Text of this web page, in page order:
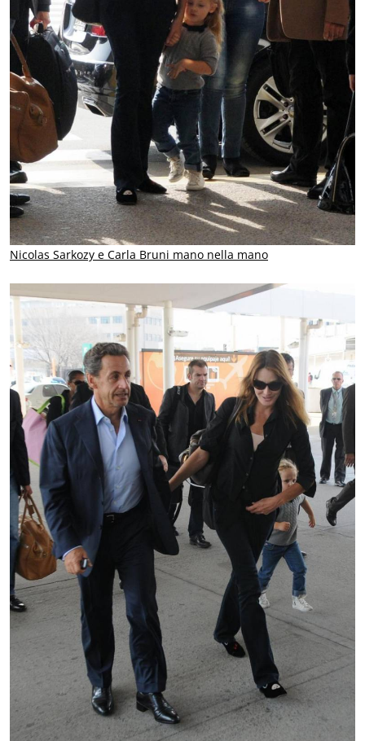
Nicolas Sarkozy e Carla Bruni mano nella mano